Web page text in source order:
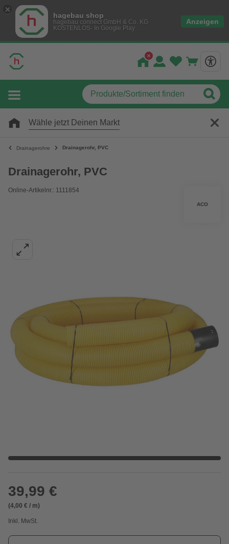
hagebau shop
hagebau connect GmbH & Co. KG
KOSTENLOS- In Google Play
Anzeigen
Wähle jetzt Deinen Markt
Drainagerohre Drainagerohr, PVC
Drainagerohr, PVC
Online-Artikelnr.: 1111854
ACO
39,99 €
(4,00 € / m)
Inkl. MwSt.